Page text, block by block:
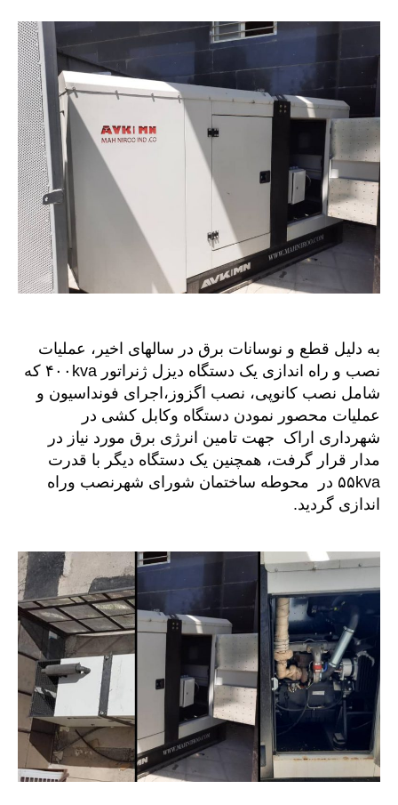
به دلیل قطع و نوسانات برق در سالهای اخیر، عملیات
نصب و راه اندازی یک دستگاه دیزل ژنراتور ۴۰۰kva که
شامل نصب کانوپی، نصب اگزوز،اجرای فونداسیون و
عملیات محصور نمودن دستگاه وکابل کشی در
شهرداری اراک جهت تامین انرژی برق مورد نیاز در
مدار قرار گرفت، همچنین یک دستگاه دیگر با قدرت
۵۵kva در محوطه ساختمان شورای شهرنصب وراه
اندازی گردید.